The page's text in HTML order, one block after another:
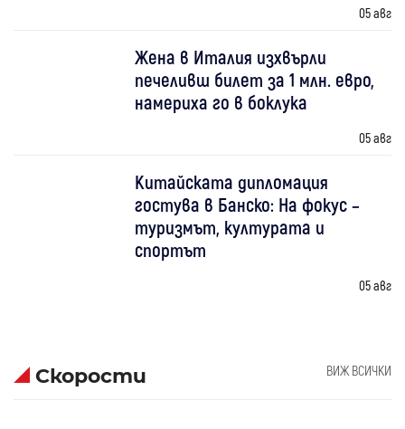
05 авг
Жена в Италия изхвърли
печеливш билет за 1 млн. евро,
намериха го в боклука
05 авг
Китайската дипломация
гостува в Банско: На фокус –
туризмът, културата и
спортът
05 авг
Скорости ВИЖ ВСИЧКИ